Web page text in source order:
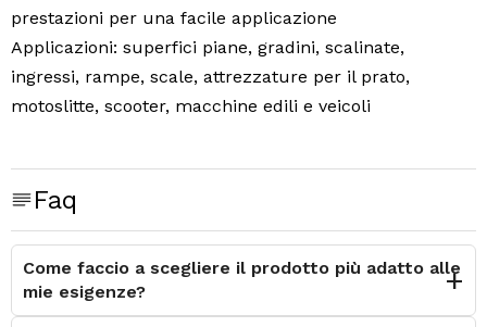
prestazioni per una facile applicazione
Applicazioni: superfici piane, gradini, scalinate,
ingressi, rampe, scale, attrezzature per il prato,
motoslitte, scooter, macchine edili e veicoli
personalizzate
Certificazione NFSI High Traction
Purpose serie 600 è costituito da particelle abrasive
aggregate da resine sintetiche su un robusto supporto
adesivo in plastica dimensionalmente stabile. Fornisce
Faq
Come faccio a scegliere il prodotto più adatto alle
mie esigenze?